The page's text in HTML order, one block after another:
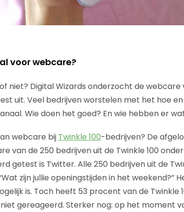
voor webcare?
niet? Digital Wizards onderzocht de webcare
uit. Veel bedrijven worstelen met het hoe
Wie doen het goed? En wie hebben er
webcare bij Twinkle 100-bedrijven? De
van de 250 bedrijven uit de Twinkle 100
getest is Twitter. Alle 250 bedrijven uit de
zijn jullie openingstijden in het weekend?”
is. Toch heeft 53 procent van de Twinkle
gereageerd. Sterker nog: op het moment